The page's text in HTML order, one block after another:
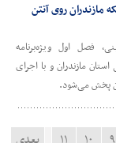
روی آنتن
فصل اول ویژه‌برنامه
مازندران و با اجرای
پخش می‌شود.